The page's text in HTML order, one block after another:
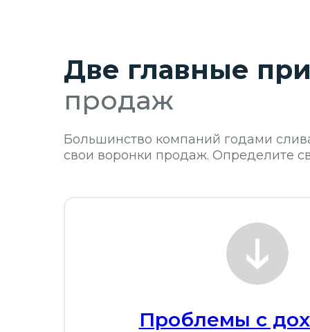
Две главные
продаж
Большинство компаний годами
свои воронки продаж. Определите
Проблемы с